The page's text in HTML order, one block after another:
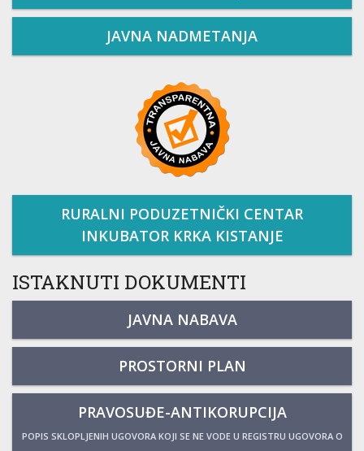
JAVNA NADMETANJA
RURALNI PODUZETNIČKI CENTAR
INKUBATOR KRKA KISTANJE
ISTAKNUTI DOKUMENTI
JAVNA NABAVA
PROSTORNI PLAN
PRAVOSUĐE-ANTIKORUPCIJA
POPIS SKLOPLJENIH UGOVORA KOJI SE NE VODE U REGISTRU UGOVORA O